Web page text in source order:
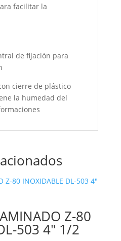
facilitar la
de fijación para
cierre de plástico
la humedad del
Z-80
503 4″ 1/2